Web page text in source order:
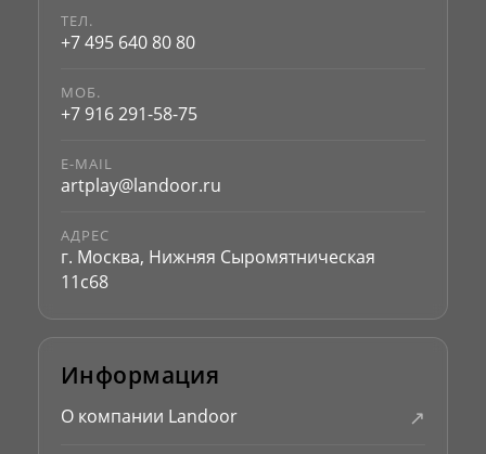
ТЕЛ.
+7 495 640 80 80
МОБ.
+7 916 291-58-75
E-MAIL
artplay@landoor.ru
АДРЕС
г. Москва, Нижняя Сыромятническая
11с68
Информация
О компании Landoor ↗